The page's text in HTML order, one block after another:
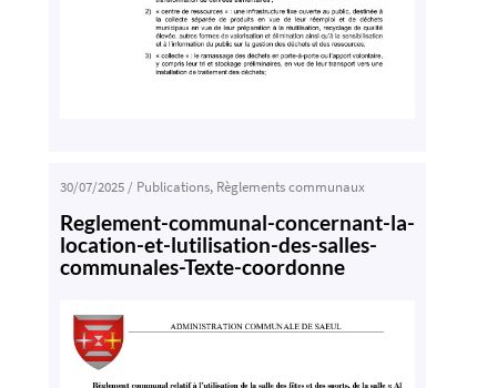
30/07/2025/ Publications, Règlements communaux
Reglement-communal-concernant-la-
location-et-lutilisation-des-salles-
communales-Texte-coordonne